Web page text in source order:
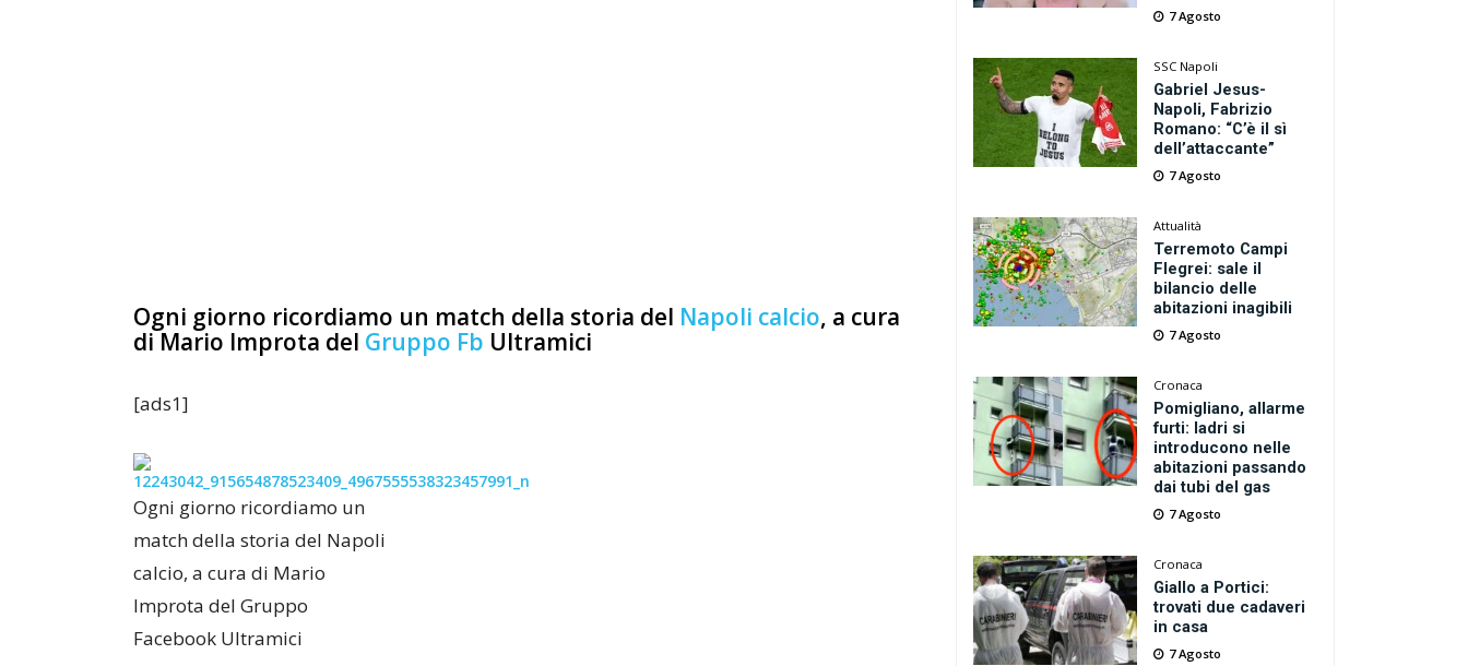
Ogni giorno ricordiamo un match della storia del Napoli calcio, a cura
di Mario Improta del Gruppo Fb Ultramici
[ads1]
Ogni giorno ricordiamo un
match della storia del Napoli
calcio, a cura di Mario
Improta del Gruppo
Facebook Ultramici
7 Agosto
SSC Napoli
Gabriel Jesus-
Napoli, Fabrizio
Romano: “C’è il sì
dell’attaccante”
7 Agosto
Attualità
Terremoto Campi
Flegrei: sale il
bilancio delle
abitazioni inagibili
7 Agosto
Cronaca
Pomigliano, allarme
furti: ladri si
introducono nelle
abitazioni passando
dai tubi del gas
7 Agosto
Cronaca
Giallo a Portici:
trovati due cadaveri
in casa
7 Agosto